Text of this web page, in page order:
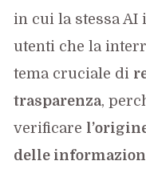
in cui la stessa AI
utenti che la
tema cruciale di
trasparenza,
verificare
delle